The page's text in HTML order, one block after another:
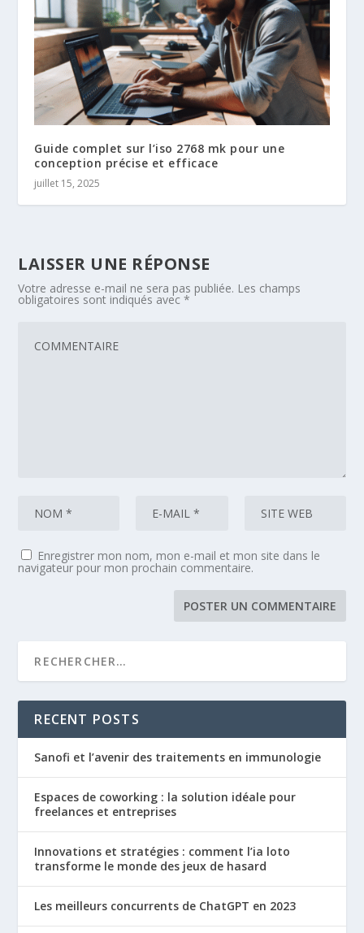
Guide complet sur l’iso 2768 mk​ pour une
conception précise et efficace
juillet 15, 2025
LAISSER UNE RÉPONSE
Votre adresse e-mail ne sera pas publiée. Les champs
obligatoires sont indiqués avec*
Enregistrer mon nom, mon e-mail et mon site dans le
navigateur pour mon prochain commentaire.
RECENT POSTS
Sanofi et l’avenir des traitements en immunologie
Espaces de coworking : la solution idéale pour
freelances et entreprises
Innovations et stratégies : comment l’ia loto
transforme le monde des jeux de hasard
Les meilleurs concurrents de ChatGPT en 2023